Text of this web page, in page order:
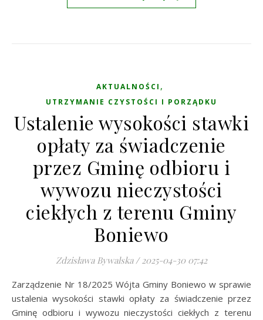
AKTUALNOŚCI ,
UTRZYMANIE CZYSTOŚCI I PORZĄDKU
Ustalenie wysokości stawki
opłaty za świadczenie
przez Gminę odbioru i
wywozu nieczystości
ciekłych z terenu Gminy
Boniewo
Zdzisława Bywalska / 2025-04-30 07:42
Zarządzenie Nr 18/2025 Wójta Gminy Boniewo w sprawie
ustalenia wysokości stawki opłaty za świadczenie przez
Gminę odbioru i wywozu nieczystości ciekłych z terenu